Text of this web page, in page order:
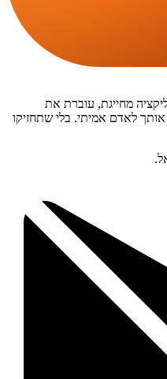
מחייגת, עוברת את
לאדם אמיתי. בלי שתחזיקו